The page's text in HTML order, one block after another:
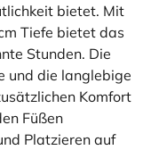
bietet. Mit
Tiefe bietet das
Stunden. Die
und die langlebige
Komfort
Füßen
Platzieren auf